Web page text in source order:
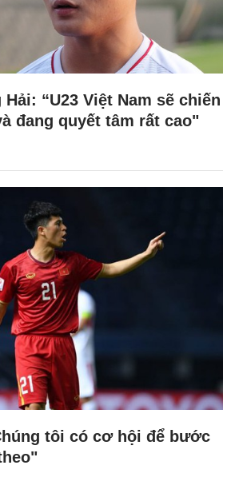
Hải: “U23 Việt Nam sẽ chiến
đang quyết tâm rất cao"
tôi có cơ hội để bước